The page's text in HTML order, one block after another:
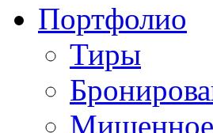
Портфолио
Тиры
Мишенное